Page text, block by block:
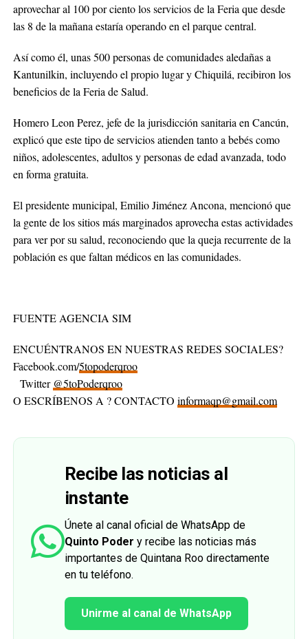
aprovechar al 100 por ciento los servicios de la Feria que desde
las 8 de la mañana estaría operando en el parque central.
Así como él, unas 500 personas de comunidades aledañas a
Kantunilkin, incluyendo el propio lugar y Chiquilá, recibiron los
beneficios de la Feria de Salud.
Homero Leon Perez, jefe de la jurisdicción sanitaria en Cancún,
explicó que este tipo de servicios atienden tanto a bebés como
niños, adolescentes, adultos y personas de edad avanzada, todo
en forma gratuita.
El presidente municipal, Emilio Jiménez Ancona, mencionó que
la gente de los sitios más marginados aprovecha estas actividades
para ver por su salud, reconociendo que la queja recurrente de la
población es que faltan médicos en las comunidades.
FUENTE AGENCIA SIM
ENCUÉNTRANOS EN NUESTRAS REDES SOCIALES?
Facebook.com/5topoderqroo
Twitter @5toPoderqroo
O ESCRÍBENOS A ? CONTACTO informaqp@gmail.com
Recibe las noticias al
instante
Únete al canal oficial de WhatsApp de
Quinto Poder y recibe las noticias más
importantes de Quintana Roo directamente
en tu teléfono.
Unirme al canal de WhatsApp